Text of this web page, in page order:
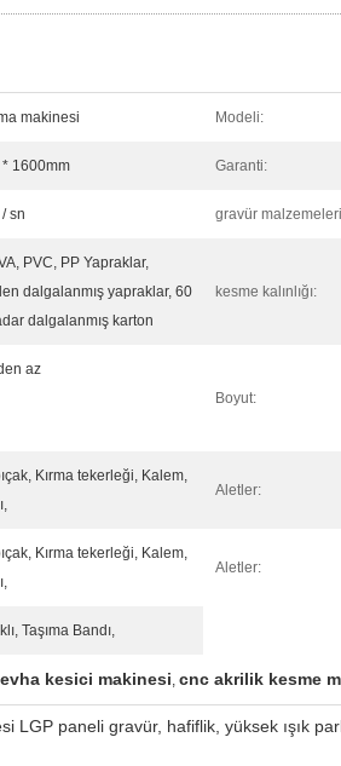
makinesi Modeli:
1600mm Garanti:
sn gravür
PVC, PP Yapraklar,
dalgalanmış yapraklar, 60
dalgalanmış karton
kesme kalınlığı:
az
Boyut:
Kırma tekerleği, Kalem,
Aletler:
Kırma tekerleği, Kalem,
Aletler:
Taşıma Bandı,
kesici makinesi, cnc akrilik kesme
LGP paneli gravür, hafiflik, yüksek ışık